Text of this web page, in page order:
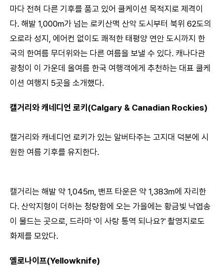
마다 전혀 다른 기후를 품고 있어 쿨케이션 목적지로 제격이
다. 해발 1,000m가 넘는 로키산맥 산악 도시부터 북위 62도의
오로라 성지, 에어컨 없이도 쾌적한 태평양 연안 도시까지 한
국의 한여름 무더위와는 다른 여름을 보낼 수 있다. 캐나다관
광청이 이 가운데 올여름 한국 여행객에게 추천하는 대표 쿨케
이션 여행지 5곳을 소개했다.
캘거리와 캐네디언 로키(Calgary & Canadian Rockies)
캘거리와 캐네디언 로키가 있는 알버타주는 고지대 덕분에 시
원한 여름 기후를 유지한다.
캘거리는 해발 약 1,045m, 밴프 타운은 약 1,383m에 자리한
다. 산악지형이 더하는 청량함에 오는 가을에는 황금빛 낙엽송
이 물드는 곳으로, 드라마 '이 사랑 통역 되나요?' 촬영지로도
화제를 모았다.
옐로나이프(Yellowknife)